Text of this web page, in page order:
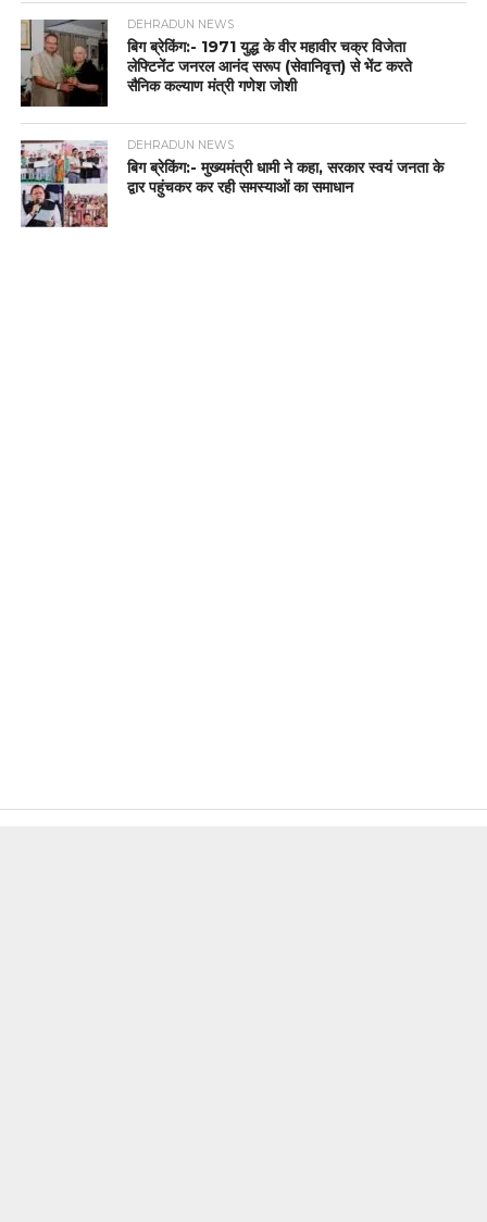
DEHRADUN NEWS
बिग ब्रेकिंग:- 1971 युद्ध के वीर महावीर चक्र विजेता
लेफ्टिनेंट जनरल आनंद सरूप (सेवानिवृत्त) से भेंट करते
सैनिक कल्याण मंत्री गणेश जोशी
DEHRADUN NEWS
बिग ब्रेकिंग:- मुख्यमंत्री धामी ने कहा, सरकार स्वयं जनता के
द्वार पहुंचकर कर रही समस्याओं का समाधान